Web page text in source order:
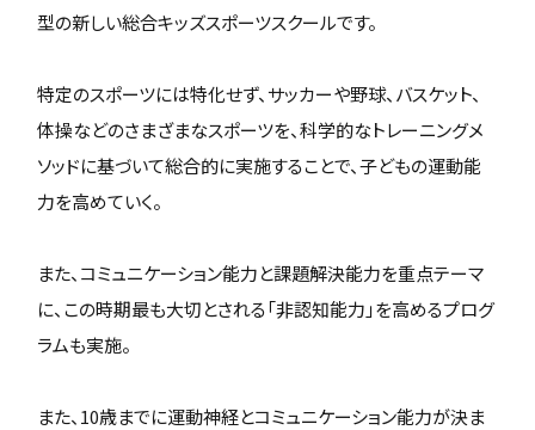
型の新しい総合キッズスポーツスクールです。
特定のスポーツには特化せず、サッカーや野球、バスケット、
体操などのさまざまなスポーツを、科学的なトレーニングメ
ソッドに基づいて総合的に実施することで、子どもの運動能
力を高めていく。
また、コミュニケーション能力と課題解決能力を重点テーマ
に、この時期最も大切とされる「非認知能力」を高めるプログ
ラムも実施。
また、10歳までに運動神経とコミュニケーション能力が決ま